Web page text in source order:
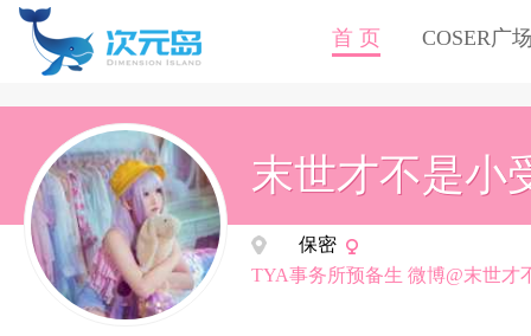
首 页 COSER广
末世才不是小
保密
TYA事务所预备生 微博@末世才